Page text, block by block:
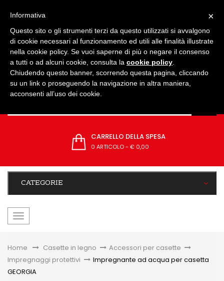
CARRELLO DELLA SPESA
0 ARTICOLO- € 0,00
CATEGORIE
navigazione
Home &gt;Casette in legno > Accessori per casette >
Impregnaggi protettivi > Impregnante ad acqua per casetta
GEORGIA
×
Informativa
Questo sito o gli strumenti terzi da questo utilizzati si avvalgono
di cookie necessari al funzionamento ed utili alle finalità illustrate
nella cookie policy. Se vuoi saperne di più o negare il consenso
a tutti o ad alcuni cookie, consulta la cookie policy
Chiudendo questo banner, scorrendo questa pagina, cliccando
su un link o proseguendo la navigazione in altra maniera,
acconsenti all’uso dei cookie.